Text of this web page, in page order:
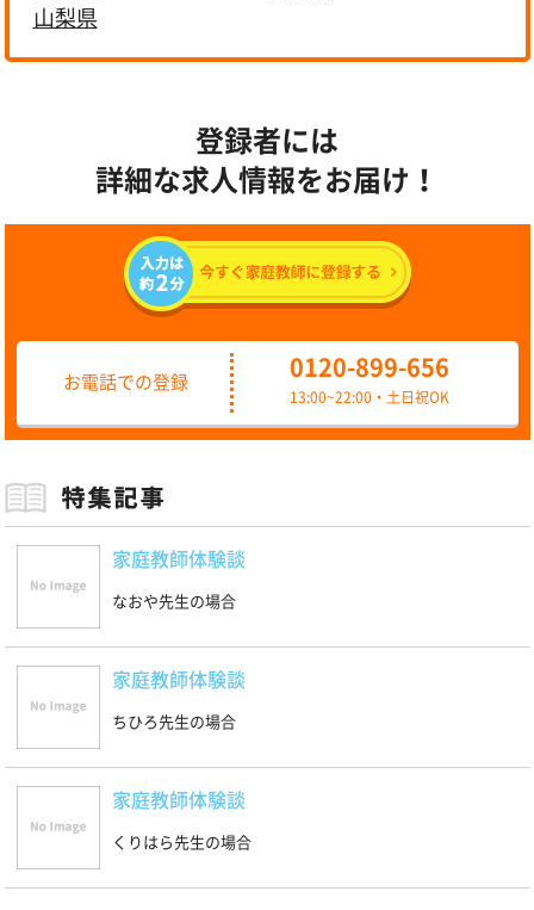
山梨県
登録者には
詳細な求人情報をお届け！
お電話での登録
0120-899-656
13:00~22:00・土日祝OK
家庭教師体験談
なおや先生の場合
家庭教師体験談
ちひろ先生の場合
家庭教師体験談
くりはら先生の場合